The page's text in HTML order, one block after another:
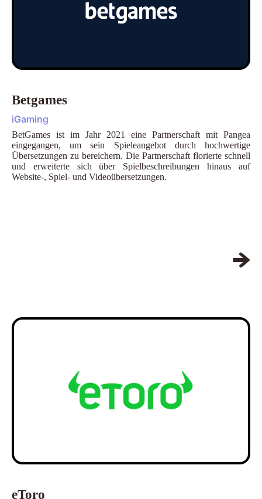
Betgames
iGaming
BetGames ist im Jahr 2021 eine Partnerschaft mit Pangea
eingegangen, um sein Spieleangebot durch hochwertige
Übersetzungen zu bereichern. Die Partnerschaft florierte schnell
und erweiterte sich über Spielbeschreibungen hinaus auf
Website-, Spiel- und Videoübersetzungen.
eToro